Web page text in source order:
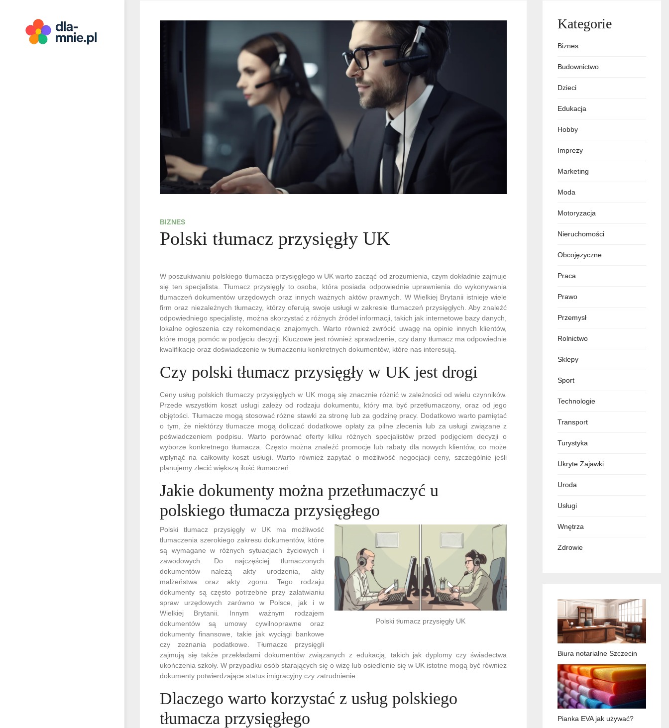
BIZNES
Polski tłumacz przysięgły UK
W poszukiwaniu polskiego tłumacza przysięgłego w UK warto zacząć od zrozumienia, czym dokładnie zajmuje
się ten specjalista. Tłumacz przysięgły to osoba, która posiada odpowiednie uprawnienia do wykonywania
tłumaczeń dokumentów urzędowych oraz innych ważnych aktów prawnych. W Wielkiej Brytanii istnieje wiele
firm oraz niezależnych tłumaczy, którzy oferują swoje usługi w zakresie tłumaczeń przysięgłych. Aby znaleźć
odpowiedniego specjalistę, można skorzystać z różnych źródeł informacji, takich jak internetowe bazy danych,
lokalne ogłoszenia czy rekomendacje znajomych. Warto również zwrócić uwagę na opinie innych klientów,
które mogą pomóc w podjęciu decyzji. Kluczowe jest również sprawdzenie, czy dany tłumacz ma odpowiednie
kwalifikacje oraz doświadczenie w tłumaczeniu konkretnych dokumentów, które nas interesują.
Czy polski tłumacz przysięgły w UK jest drogi
Ceny usług polskich tłumaczy przysięgłych w UK mogą się znacznie różnić w zależności od wielu czynników.
Przede wszystkim koszt usługi zależy od rodzaju dokumentu, który ma być przetłumaczony, oraz od jego
objętości. Tłumacze mogą stosować różne stawki za stronę lub za godzinę pracy. Dodatkowo warto pamiętać
o tym, że niektórzy tłumacze mogą doliczać dodatkowe opłaty za pilne zlecenia lub za usługi związane z
poświadczeniem podpisu. Warto porównać oferty kilku różnych specjalistów przed podjęciem decyzji o
wyborze konkretnego tłumacza. Często można znaleźć promocje lub rabaty dla nowych klientów, co może
wpłynąć na całkowity koszt usługi. Warto również zapytać o możliwość negocjacji ceny, szczególnie jeśli
planujemy zlecić większą ilość tłumaczeń.
Jakie dokumenty można przetłumaczyć u
polskiego tłumacza przysięgłego
Polski tłumacz przysięgły UK
Polski tłumacz przysięgły w UK ma możliwość
tłumaczenia szerokiego zakresu dokumentów, które
są wymagane w różnych sytuacjach życiowych i
zawodowych. Do najczęściej tłumaczonych
dokumentów należą akty urodzenia, akty
małżeństwa oraz akty zgonu. Tego rodzaju
dokumenty są często potrzebne przy załatwianiu
spraw urzędowych zarówno w Polsce, jak i w
Wielkiej Brytanii. Innym ważnym rodzajem
dokumentów są umowy cywilnoprawne oraz
dokumenty finansowe, takie jak wyciągi bankowe
czy zeznania podatkowe. Tłumacze przysięgli
zajmują się także przekładami dokumentów związanych z edukacją, takich jak dyplomy czy świadectwa
ukończenia szkoły. W przypadku osób starających się o wizę lub osiedlenie się w UK istotne mogą być również
dokumenty potwierdzające status imigracyjny czy zatrudnienie.
Dlaczego warto korzystać z usług polskiego
tłumacza przysięgłego
Kategorie
Biznes
Budownictwo
Dzieci
Edukacja
Hobby
Imprezy
Marketing
Moda
Motoryzacja
Nieruchomości
Obcojęzyczne
Praca
Prawo
Przemysł
Rolnictwo
Sklepy
Sport
Technologie
Transport
Turystyka
Ukryte Zajawki
Uroda
Usługi
Wnętrza
Zdrowie
Biura notarialne Szczecin
Pianka EVA jak używać?